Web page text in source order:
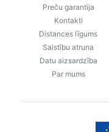
Preču garantija
Kontakti
Distances līgums
Saistību atruna
Datu aizsardzība
Par mums